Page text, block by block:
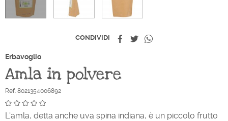
CONDIVIDI Condividi
TwittaWhatsapp
Erbavoglio
Amla in polvere
Ref. 8021354006892
L'amla, detta anche uva spina indiana, è un piccolo frutto